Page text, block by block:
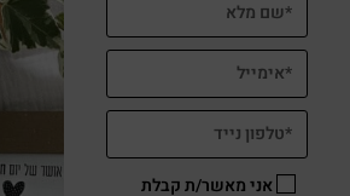
אני מאשר/ת קבלת